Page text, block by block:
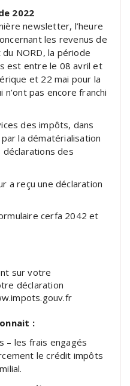
2022
newsletter, l’heure
les revenus de
NORD, la période
est entre le 08 avril et
et 22 mai pour la
pas encore franchi
des impôts, dans
la dématérialisation
des
a reçu une déclaration
cerfa 2042 et
sur votre
déclaration
:
– les frais engagés
le crédit impôts